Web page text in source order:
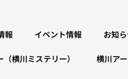
報 イベント情報 お知
横川ミステリー） 横川ア